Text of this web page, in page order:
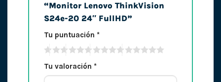
“Monitor Lenovo ThinkVision
S24e-20 24″ FullHD”
Tu puntuación *
Tu valoración *